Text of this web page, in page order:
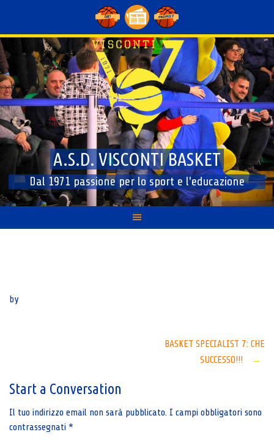
content
A.S.D. VISCONTI BASKET
Dal 1971 passione per lo sport e l'educazione
by
BASKET SPECIALIST 7: CHE
SUCCESSO!!!
→
Start a Conversation
Il tuo indirizzo email non sarà pubblicato. I campi obbligatori sono
contrassegnati *